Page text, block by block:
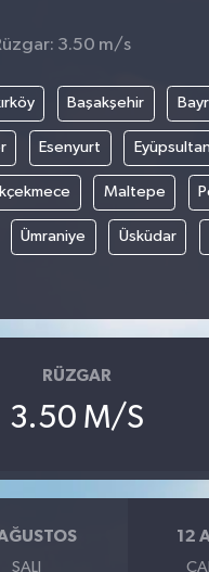
3.50 m/s
Başakşehir
Esenyurt
Maltepe
Ümraniye Üsküdar
RÜZGAR
3.50 M/S
SALI
12